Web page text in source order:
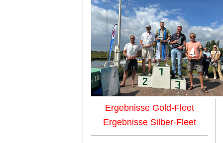
Ergebnisse Gold-Fleet
Ergebnisse Silber-Fleet